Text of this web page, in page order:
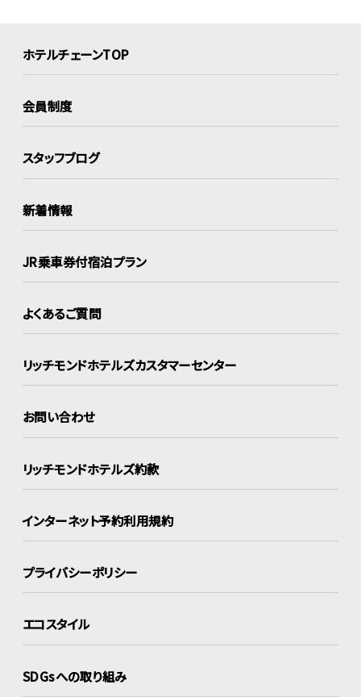
ホテルチェーンTOP
会員制度
スタッフブログ
新着情報
JR乗車券付宿泊プラン
よくあるご質問
リッチモンドホテルズカスタマーセンター
お問い合わせ
リッチモンドホテルズ約款
インターネット予約利用規約
プライバシーポリシー
エコスタイル
SDGsへの取り組み